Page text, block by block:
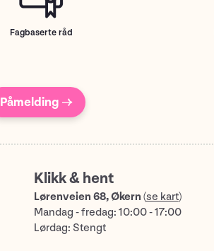
Fagbaserte råd
Påmelding →
Klikk & hent
Lørenveien 68, Økern (se kart)
Mandag - fredag: 10:00 - 17:00
Lørdag: Stengt